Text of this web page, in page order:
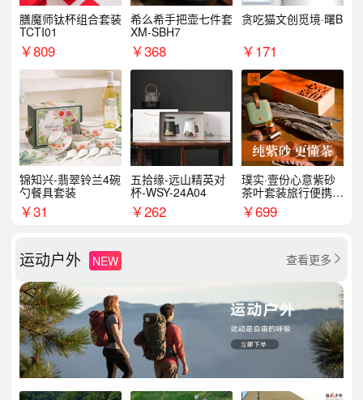
膳魔师钛杯组合套装
TCTI01
￥809
希么希手把壶七件套
XM-SBH7
￥368
贪吃猫文创觅境·曙B
￥171
锦知兴-翡翠铃兰4碗
勺餐具套装
￥31
五拾缘-远山精英对
杯-WSY-24A04
￥262
璞实·壹份心意紫砂
茶叶套装旅行便携式
商务企业福利新年礼
品
￥699
运动户外 NEW 查看更多 